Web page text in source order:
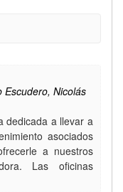
Escudero, Nicolás
dedicada a llevar a
asociados
a nuestros
Las oficinas